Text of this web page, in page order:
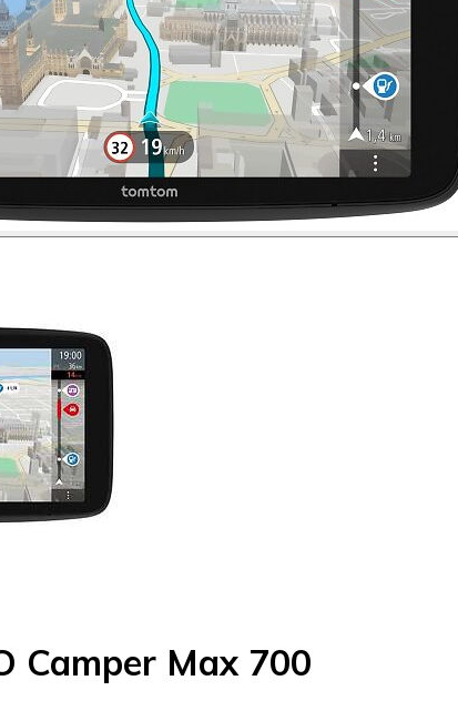
Camper Max 700